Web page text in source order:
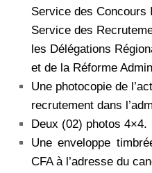
Service des Concours
Service des
les Délégations
et de la Réforme
Une photocopie de
recrutement dans
Deux (02) photos 4×4.
Une enveloppe
CFA à l’adresse du